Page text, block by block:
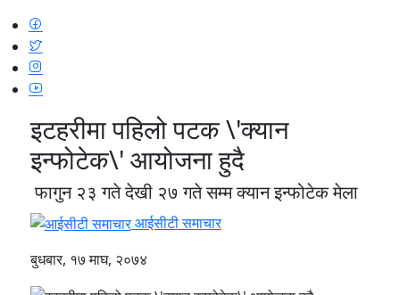
इटहरीमा पहिलो पटक \'क्यान
इन्फोटेक\' आयोजना हुदै
फागुन २३ गते देखी २७ गते सम्म क्यान इन्फोटेक मेला
आईसीटी समाचार
बुधबार, १७ माघ, २०७४